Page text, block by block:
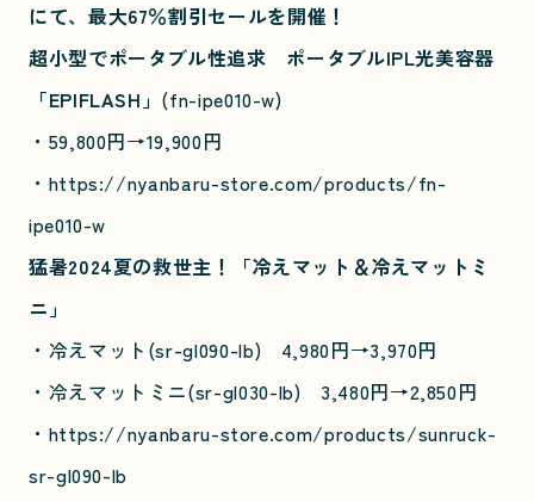
にて、最大67％割引セールを開催！
超小型でポータブル性追求 ポータブルIPL光美容器
「EPIFLASH」 (fn-ipe010-w)
・59,800円→19,900円
・ https://nyanbaru-store.com/products/fn-
ipe010-w
猛暑2024夏の救世主！「冷えマット＆冷えマットミ
ニ」
・冷えマット(sr-gl090-lb) 4,980円→3,970円
・冷えマットミニ(sr-gl030-lb) 3,480円→2,850円
・https://nyanbaru-store.com/products/sunruck-
sr-gl090-lb